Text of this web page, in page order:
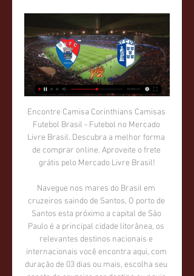
Encontre Camisa Corinthians Camisas Futebol Brasil - Futebol no Mercado Livre Brasil. Descubra a melhor forma de comprar online. Aproveite o frete grátis pelo Mercado Livre Brasil!

Navegue nos mares do Brasil em cruzeiros saindo de Santos, O porto de Santos esta próximo a capital de São Paulo é a principal cidade litorânea, os relevantes destinos nacionais e internacionais você encontra aqui, com duração de 03 dias ou mais, escolha seu pacote de cruzeiro por destino ou navio.

Gil Vicente - Vizela placar ao vivo, H2H e escalações Gil Vicente Vizela esultado ao vivo (e transmissão online) começa no dia 13 de fev. de 2024 as 15:30 horário UTC em Portugal, Barcelos, Estadio Cidade de ...

Jornada AO VIVO: Gil Vicente-Vizela fecham 21.ª ronda em há 5 dias — 00:05 - Esta terça-feira marca o regresso da Liga dos Campeões, para os dois primeiros jogos da primeira mão dos oitavos de final. A partir das ...

assistir Gil Vicente FC e FC Vizela ao vivo hoje há 9 horas — assistir Gil Vicente FC e FC Vizela ao vivo hoje Gil Vicente x Vizela » Placar ao vivo, Palpites, Estatísticas 13.02.2024 Transmissão ao ...

- Ainda não terminamos a Copa de 2010, mas já estamos no ritmo do samba de 2014. O Brasil é o país do futebol. Não há um lugar no mundo que se identifique mais com esse esporte do que o Brasil. Cinco títulos mundiais estão lá, onde o futebol é uma religião. Chegou a hora de levarmos a Copa de volta à América do Sul e ao Brasil.

Miss São Paulo 2016 foi a 61ª edição do tradicional concurso de beleza feminina do Estado que tem como intuito selecionar dentre várias candidatas, a melhor, para que esta possa representar sua cultura e beleza no certame de Miss Brasil 2016 . O evento é produzido pela Floresta Produções sob direção de Karina Ades e supervisão da Be.

André Santos iniciou a carreira no Figueirense tendo passagem também pelo Flamengo, Atlético Mineiro, Corinthians, Fenerbahçe e atualmente Arsenal. Após os Gunners contratarem o lateral esquerdo Monreal, o lateral brasileiro acabou perdendo espaço no clube e por isso poderá ser negociado.

Arturzinho, que é dono de um centro de treinamento em Campo Grande, Zona Oeste do Rio de Janeiro, prometeu se apresentar no Barradão, em Salvador, na próxima sexta-feira, quando deverá assinar contrato e começar a traçar planos para a próxima temporada. Com Lancepress

Na última quinta-feira (10), um suspeito de envolvimento na morte de um policial militar foi preso no Hospital Federal de Bonsucesso, na zona norte da cidade. Lucas de Souza Portugal, conhecido como LC, é suspeito de matar o sargento Wendel de Paula Lima. O crime ocorreu em julho de 2016, na

Esporte Clube XV de Novembro de Piracicaba - Rua Silva Jardim, 849, Piracicaba, Brazil - Rated 3 based on 3 Reviews "Boa noite? Sou de Pernambuco e...

03/05/2013 - Os olhos do piloto Edson Coelho Júnior brilhavam após o primeiro treino da abertura da 3ª edição da Mercedes-Benz Grand Challenge, que aconteceu nesta tarde no Circuito Anhembi, em São Paulo, que abriu a programação da Itaipava São Paulo Indy …

Shipshewana On the Road Tour Group | Spectacular Scents C há 9 horas — assistir Gil Vicente e Vizela ao vivo Gil Vicente Futebol Clube: Início 13/02/2024 17/02/2023 — Raio-X - Histórico de Gil Vicente - FC ...

Assistir Gil Vicente x Vizela Ao Vivo - 13/02/2024 há 7 horas — Gil Vicente x Vizela ao vivo: onde assistir Campeonato Português. A partida entre Gil Vicente x Vizela acontece neste dia 13/02/2024, às 12h30 ( ...

Brasil de Pelotas x Paraná: saiba como assistir AO VIVO na TV. Brasil de Pelotas x Paraná: Depois de 16 anos, o tradicional Brasil de Pelotas está de volta à segunda divisão do Campeonato Brasileiro. A estreia ocorre neste sábado, 14, a partir das 16h, contra o Paraná…

O Criciúma pegou o torcedor de surpresa em dezembro ao anunciar o lateral-direito Maicon como reforço pra temporada. Desde lá, ele vem treinando e se preparando junto com o restante do elenco. O jogador de 37 anos foi oficialmente apresentado pelo Tigre nesta terça-feira.

A ACE-Guarulhos é uma associação que apóia os empresários guarulhenses através da representação, da geração de negócios e prestação de serviços.

Para honrar nossos mortos e cantar bem alto o nome dos nossos heróis. De todos eles, como o segurança Benedito Ferreira e nossas heroínas Daniele da Silva, dos Serviços Gerais e Maria Cícera de Barros, da Lavanderia. Todos gigantes, todos heróis. O Flamengo é fera ferida, mas vamos comemorar a vida, celebrar a solidariedade, viver o futebol.

Visualizações 47 Divulgação Estudo da Fecap sobre roubo de motos toma dados fornecidos pela Secretaria de Segurança Pública como base O novo estudo divulgado pela Fecap (Fundação Escola de Comércio Álvares Penteado) aponta que quatro motocicletas são roubadas por hora no Estado de São Paulo. O levantamento toma como base os números.

Moro no interior do estado do Ceará e pretendo ganhar um dieirinho fazendo a parte burocrática para quem quer adquirir sua arma de fogo. Para tanto, gostaria de informar o comprador para algum corretor que venda armas para quem esteja com a primeira parte pronta para a compra, mas para tal, gostaria de saber se essa minha intenção é.

(21)2601-6511 / 2702-0257 Instalação de Lavadoras, Secadoras, Lava e Seca, Máquina de Lavar em São Cristóvão • Benfica • Caju • Catumbi • Centro• Cidade Nova • Estácio • Gamboa • Glória • Lapa • Mangueira •Paquetá • Rio Comprido • Santa Teresa • Santo Cristo • Saúde •Vasco da.

Cones Gulouseimas Flamengo Rótulo Flamengo Caixa com Tampa Flamengo Imagem Flamengo Imagem Flamengo Imagem Flamengo Imagem Flamengo Imagem Flamengo Imagem. casa, carro e religião. Troca de mulher, troca até de coração. Só não troca de time. O homem nasce, vive e morre FLAMENGO. Santos FC logo machine embroidery design.

América Latina, a reforma do currículo é uma peça fundamental na mudança de eixo das políticas da igualdade, voltadas para todos, que informaram a expansão dos sistemas educacionais no século XX, para as políticas da equidade, focalizadas em grupos específicos do início do século XXI.

Gil Vicente FC U19 placar ao vivo, H2H e escalações Vizela U19 Gil Vicente FC U19 esultado ao vivo (e transmissão online) começa no dia 9 de mar. de 2024 as 15:00 horário UTC como parte do U19 Championship, ...

O clube satélite do Happy Valley, o FC Ursinhos Carinhosos de Alenquer, convidou uma equipa de jornalistas da TVI para um desafio amigável, mas os 4 Taste não estavam disponíveis para actuar no intervalo e a festa foi cancelada, estando já marcado para esse horário a transmissão de um episódio especial de A Bela e o Mestre, no qual uma.

Jabaquara SP Matches Calendario Resultados. Brasil - Campeonato Paulista - Serie B: 06/30 13:00-Jabaquara SP v Barcelona EC SP-. 06/30 13:00-Jabaquara SP v Barcelona SP-View: Brasil - Campeonato Paulista - Serie B: 06/21 18:00-Mauaense SP v Jabaquara SP L: 2-1 : Brasil - Campeonato Paulista - Serie B:

O Olhanense e o SL Benfica colocam-se frente a frente este sábado no Estádio Algarve, Loulé, num embate a contar para a 3ª eliminatória da Taça de Portugal. O Olhanense chega aqui na ressaca de uma derrota às mãos do Oriental na última jornada, e teve o azar …

Pela Gaúcha, fez as finais das Copas do Mundo de 2006, 2010 e 2014 - neste ano, como o único locutor do RS no título da Alemanha aqui no Brasil. Comandou programas como "Esportes ao Meio-Dia" e "Dose Dupla". Ao sair, retornou para a Guaíba, da qual havia sido contratado em 1991.

Figueirense x Sport Recife Criciúma x Cruzeiro Chapecoense x Flamengo Chapecoense x Figueirense Rodada 15 17/08 - Dom Rodada 16 20/08 - Qua Botafogo x Fluminense Flamengo x Atlético MG Sport Recife x Atlético PR Sport Recife x Palmeiras Corinthians x Bahia Corinthians x Goiás Palmeiras x São Paulo Santos x Atlético PR

O Sport Benfica e Castelo Branco, clube fundado em 24 de Março de 1924, ainda não participou no campeonato da 1ªDN. Contudo, na época de 1990-91 esteve na primeira edição da estreante 2ªDH e esbanjou literalmente essa tal subida à 1ªDN. O Benfica de Castelo Branco dominou o segundo lugar da 2ªDH por mais de 30 jornadas.

Compre Escravidao Volume 1 do Primeiro Leilao de Cativos Em Portugal Ate a Morte de Zumbi dos Palmares, de Laurentino Gomes, no maior acervo de livros do Brasil. As mais variadas edições, novas, seminovas e usadas pelo melhor preço.

ASSISTIR Vasco da Gama x Cruzeiro AO-VIVO na TV e online GRÁTIS,TV evento. ASSISTIR Vasco da Gama x Cruzeiro AO-VIVO na TV e online GRÁTIS,TV

Gil Vicente Futebol Clube: Início Gil Vicente Futebol Clube, mais conhecido como Gil Vicente FC ou simplesmente Gil Vicente é um clube português sediado na cidade de Barcelos.

E sofre quando vê uma argumentação pesar para seu lado. Dias atrás, chorou ao ver no programa SUPERPOP, da apresentadora LUCIANA GIMENEZ, o jornalista MARCELO RESENDE fazer crítica inflamada às centenas de pessoas que aderiram às comunidades que a apóiam no site de relacionamento ORKUT.

Gil Vicente x Vizela » Placar ao vivo, Palpites, Estatísticas O resultado mais comum em confrontos entre Gil Vicente FC e FC Vizela quando o Gil Vicente FC joga em casa é 1-1. 3 jogos terminaram com este resultado.

Embalado por duas vitórias consecutivas, o Vitória entra em campo nesta terça-feira (15) em busca de mais um resultado positivo. O Leão enfrenta o Criciúma, na casa do adversário, em Santa Catarina, às 19h15. O confronto é válido pela 29ª rodada da série B. Novamente fora de casa

Arquivo da tag: Transmissão São Caetano x Mogi Mirim ao VIVO. 31 mar 2013. Futebol ao VIVO 31/03/2013 – Assista os jogos de hoje AO VIVO. Postado em Uncategorized por WORK. CORITIBA X ARAPONGAS AO VIVO – ASSISTA AO VIVO > CLIQUE AQUI. União Barbarense x São Bernardo.

Nesta quinta-feira (26), foi a vez da lateral-esquerda Rute mudar de lado e assinar com o Bahia. A defensora chegou a ser convocada no início de setembro para a seleção brasileira Sub-20, em preparação para o Sul-Americano da categoria. No mês passado, o Bahia anunciou ofi